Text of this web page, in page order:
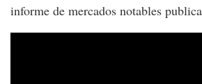
informe de mercados notables